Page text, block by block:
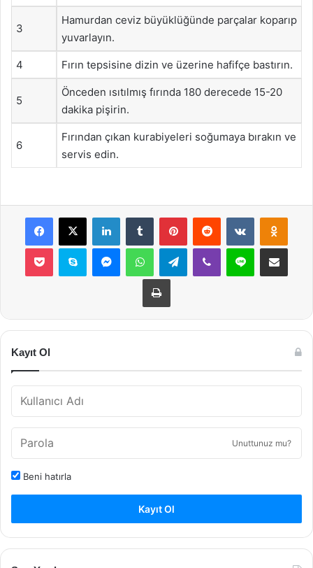
3
Hamurdan ceviz büyüklüğünde parçalar koparıp
yuvarlayın.
4 Fırın tepsisine dizin ve üzerine hafifçe bastırın.
5
Önceden ısıtılmış fırında 180 derecede 15-20
dakika pişirin.
6
Fırından çıkan kurabiyeleri soğumaya bırakın ve
servis edin.
Facebook
X LinkedInTumblr PinterestReddit VKontakte
Pocket Skype MessengerWhatsAppTelegramViber Line E-Posta ile
Yazdır
Kayıt Ol
Unuttunuz mu?
Beni hatırla
Kayıt Ol